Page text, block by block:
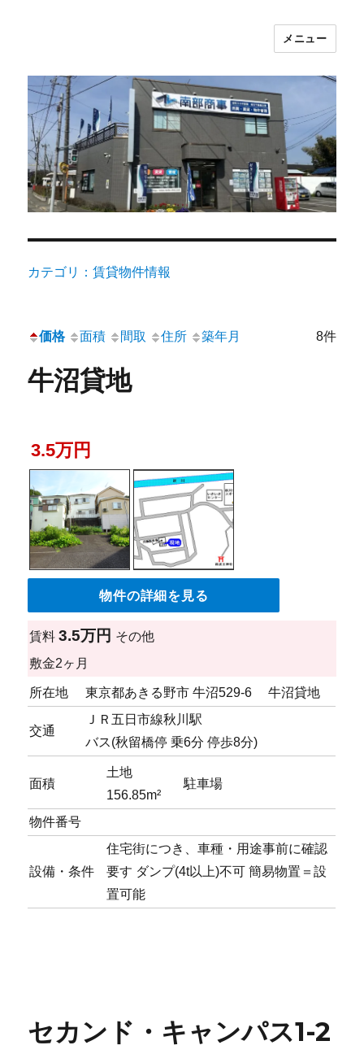
メニュー
カテゴリ：賃貸物件情報
価格 面積 間取 住所 築年月 8件
牛沼貸地
3.5万円
物件の詳細を見る
賃料 3.5万円 その他
敷金2ヶ月
所在地 東京都あきる野市 牛沼529-6 牛沼貸地
交通
ＪＲ五日市線秋川駅
バス(秋留橋停 乗6分 停歩8分)
面積
土地
156.85m²
駐車場
物件番号
設備・条件
住宅街につき、車種・用途事前に確認
要す ダンプ(4t以上)不可 簡易物置＝設
置可能
セカンド・キャンパス1-2